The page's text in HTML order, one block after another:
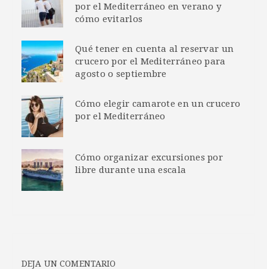
por el Mediterráneo en verano y
cómo evitarlos
Qué tener en cuenta al reservar un
crucero por el Mediterráneo para
agosto o septiembre
Cómo elegir camarote en un crucero
por el Mediterráneo
Cómo organizar excursiones por
libre durante una escala
DEJA UN COMENTARIO